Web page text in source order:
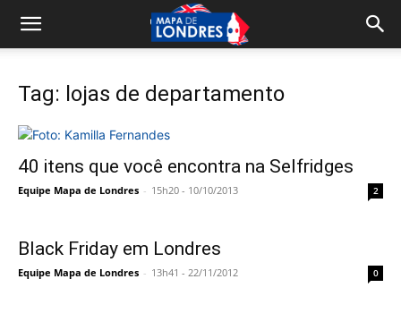
Tag: lojas de departamento
40 itens que você encontra na Selfridges
Equipe Mapa de Londres - 15h20 - 10/10/2013 2
Black Friday em Londres
Equipe Mapa de Londres - 13h41 - 22/11/2012 0